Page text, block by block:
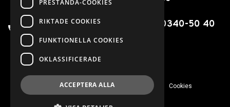
0370-425 00 / 0550-316 00 / 0340-50 40
00
© 2026 Finnvedens Bil Integritetspolicy Cookies
PRESTANDA-COOKIES
RIKTADE COOKIES
FUNKTIONELLA COOKIES
OKLASSIFICERADE
ACCEPTERA ALLA